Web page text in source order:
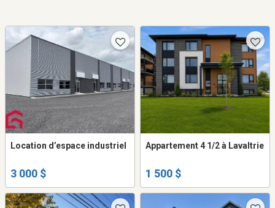
Location d’espace industriel
3 000 $
Appartement 4 1/2 à Lavaltrie
1 500 $